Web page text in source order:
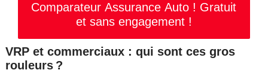
Comparateur Assurance Auto ! Gratuit
et sans engagement !
VRP et commerciaux : qui sont ces gros
rouleurs ?